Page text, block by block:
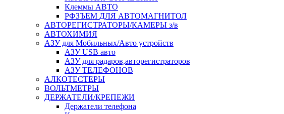
Клеммы АВТО
РФЗЪЕМ ДЛЯ АВТОМАГНИТОЛ
АВТОРЕГИСТРАТОРЫ/КАМЕРЫ з/в
АВТОХИМИЯ
АЗУ для Мобильных/Авто устройств
АЗУ USB авто
АЗУ для радаров,авторегистраторов
АЗУ ТЕЛЕФОНОВ
АЛКОТЕСТЕРЫ
ВОЛЬТМЕТРЫ
ДЕРЖАТЕЛИ/КРЕПЕЖИ
Держатели телефона